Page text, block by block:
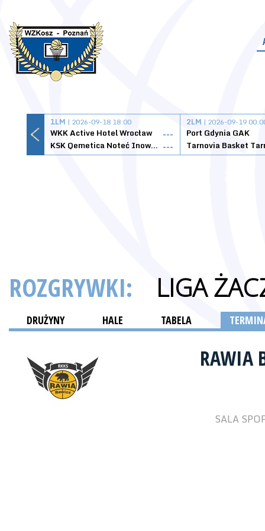
1LM | 2026-09-18 18:00
WKK Active Hotel Wrocław
---
KSK Qemetica Noteć Inowrocław ---
2LM | 2026-09-19
Port Gdynia GAK
ROZGRYWKI: LIGA
DRUŻYNY HALE TABELA
RAWIA
SALA